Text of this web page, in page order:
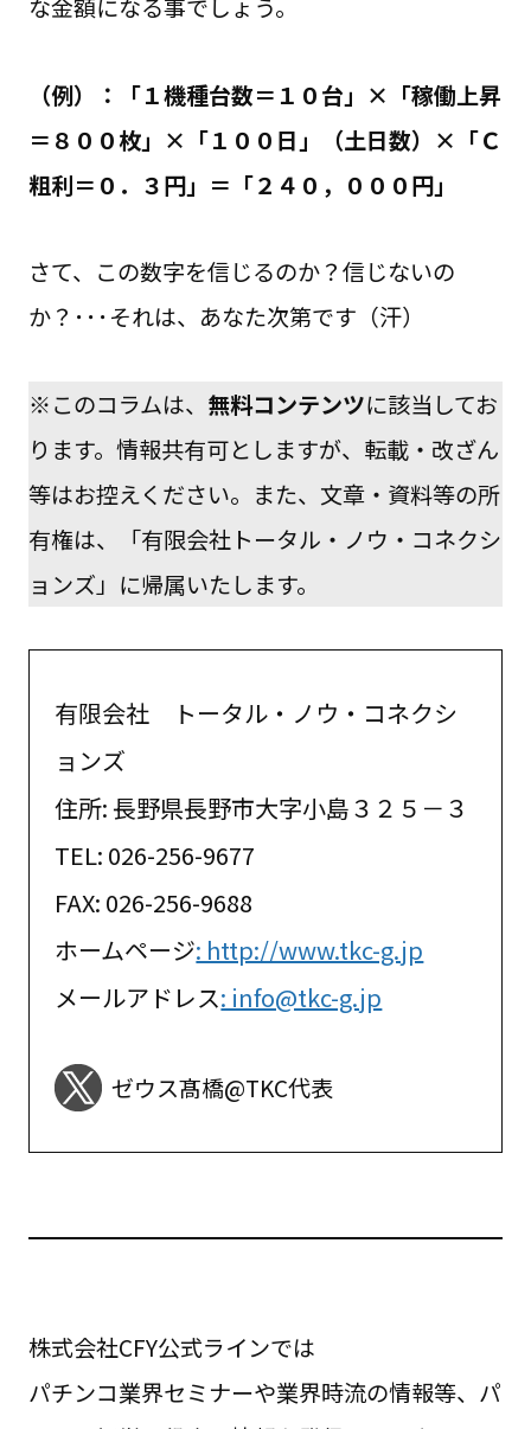
な金額になる事でしょう。
（例）：「１機種台数＝１０台」×「稼働上昇
＝８００枚」×「１００日」（土日数）×「Ｃ
粗利＝０．３円」＝「２４０，０００円」
さて、この数字を信じるのか？信じないの
か？･･･それは、あなた次第です（汗）
※このコラムは、 無料コンテンツに該当してお
ります。情報共有可としますが、転載・改ざん
等はお控えください。また、文章・資料等の所
有権は、「有限会社トータル・ノウ・コネクシ
ョンズ」に帰属いたします。
有限会社 トータル・ノウ・コネクシ
ョンズ
住所: 長野県長野市大字小島３２５－３
TEL: 026-256-9677
FAX: 026-256-9688
ホームページ: http://www.tkc-g.jp
メールアドレス: info@tkc-g.jp
ゼウス髙橋@TKC代表
株式会社CFY公式ラインでは
パチンコ業界セミナーや業界時流の情報等、パ